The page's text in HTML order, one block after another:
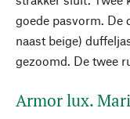
goede pasvorm. De
naast beige)
gezoomd. De twee
Armor lux.